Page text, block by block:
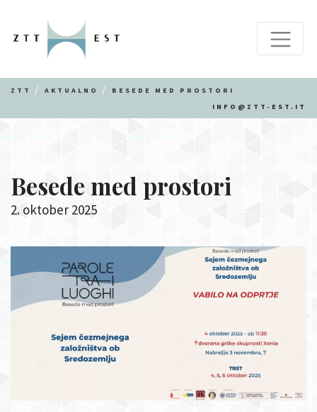
ZTT AKTUALNO
BESEDE MED PROSTORI
INFO@ZTT-EST.IT
Besede med prostori
2. oktober 2025